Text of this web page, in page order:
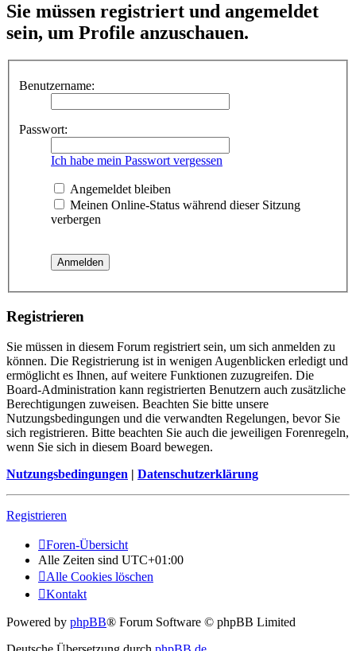
Sie müssen registriert und angemeldet
sein, um Profile anzuschauen.
Benutzername:
Passwort:
Ich habe mein Passwort vergessen
Angemeldet bleiben
Meinen Online-Status während dieser Sitzung
verbergen
Registrieren
Sie müssen in diesem Forum registriert sein, um sich anmelden zu
können. Die Registrierung ist in wenigen Augenblicken erledigt und
ermöglicht es Ihnen, auf weitere Funktionen zuzugreifen. Die
Board-Administration kann registrierten Benutzern auch zusätzliche
Berechtigungen zuweisen. Beachten Sie bitte unsere
Nutzungsbedingungen und die verwandten Regelungen, bevor Sie
sich registrieren. Bitte beachten Sie auch die jeweiligen Forenregeln,
wenn Sie sich in diesem Board bewegen.
Nutzungsbedingungen | Datenschutzerklärung
Registrieren
Foren-Übersicht
Alle Zeiten sind UTC+01:00
Alle Cookies löschen
Kontakt
Powered by phpBB® Forum Software © phpBB Limited